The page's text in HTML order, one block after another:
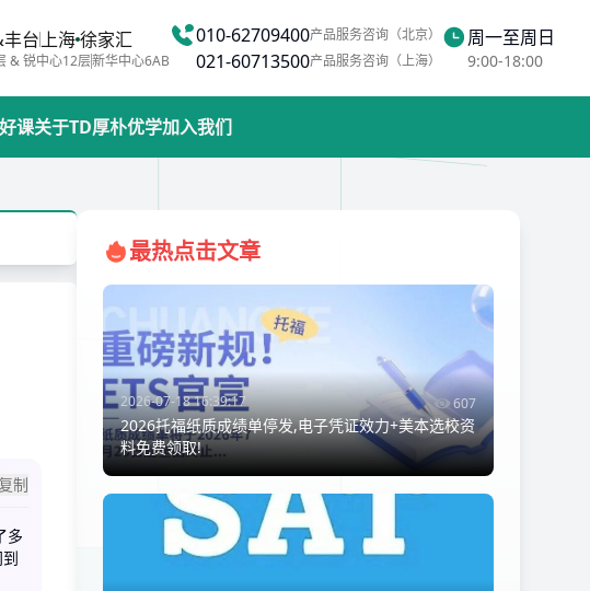
台上海徐家汇
& 锐中心12层新华中心6AB
010-62709400产品服务咨询（北京）
021-60713500产品服务咨询（上海）
周一至周日
9:00-18:00
课关于TD厚朴优学加入我们
复制
多
最热点击文章
2026-07-18 16:39:17 607
2026托福纸质成绩单停发,电子凭证效力+美本选校资
料免费领取!